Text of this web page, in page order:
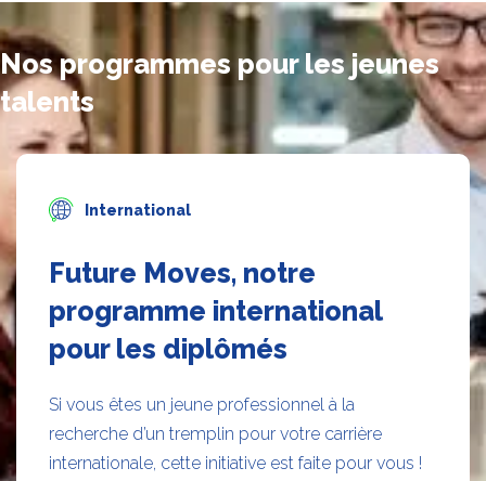
Nos programmes pour les jeunes
talents
International
Future Moves, notre
programme international
pour les diplômés
Si vous êtes un jeune professionnel à la
recherche d’un tremplin pour votre carrière
internationale, cette initiative est faite pour vous !